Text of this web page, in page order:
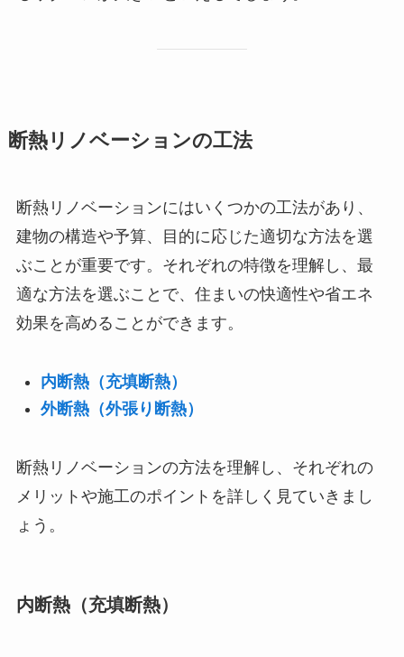
断熱リノベーションの工法
断熱リノベーションにはいくつかの工法があり、
建物の構造や予算、目的に応じた適切な方法を選
ぶことが重要です。それぞれの特徴を理解し、最
適な方法を選ぶことで、住まいの快適性や省エネ
効果を高めることができます。
内断熱（充填断熱）
外断熱（外張り断熱）
断熱リノベーションの方法を理解し、それぞれの
メリットや施工のポイントを詳しく見ていきまし
ょう。
内断熱（充填断熱）